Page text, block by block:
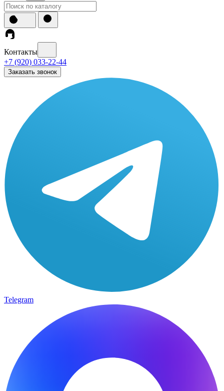
Контакты
+7 (920) 033-22-44
Заказать звонок
Telegram